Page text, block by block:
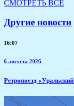
СМОТРЕТЬ ВСЕ
Другие новости
16:07
6 августа 2026
​Ретропоезд